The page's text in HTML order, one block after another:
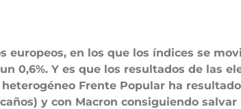
en los que los índices se
0,6%. Y es que los resultados de las
Frente Popular ha
y con Macron consiguiendo